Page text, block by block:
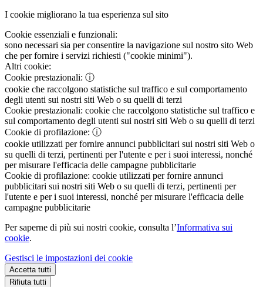
I cookie migliorano la tua esperienza sul sito
Cookie essenziali e funzionali:
sono necessari sia per consentire la navigazione sul nostro sito Web
che per fornire i servizi richiesti ("cookie minimi").
Altri cookie:
Cookie prestazionali: ⓘ
cookie che raccolgono statistiche sul traffico e sul comportamento
degli utenti sui nostri siti Web o su quelli di terzi
Cookie prestazionali: cookie che raccolgono statistiche sul traffico e
sul comportamento degli utenti sui nostri siti Web o su quelli di terzi
Cookie di profilazione: ⓘ
cookie utilizzati per fornire annunci pubblicitari sui nostri siti Web o
su quelli di terzi, pertinenti per l'utente e per i suoi interessi, nonché
per misurare l'efficacia delle campagne pubblicitarie
Cookie di profilazione: cookie utilizzati per fornire annunci
pubblicitari sui nostri siti Web o su quelli di terzi, pertinenti per
l'utente e per i suoi interessi, nonché per misurare l'efficacia delle
campagne pubblicitarie
Per saperne di più sui nostri cookie, consulta l’Informativa sui
cookie.
Gestisci le impostazioni dei cookie
Accetta tutti
Rifiuta tutti